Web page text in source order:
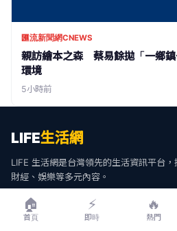
匯流新聞網CNEWS
親訪繪本之森 蔡易餘拋「一鄉
環境
5小時前
LIFE生活網
LIFE 生活網是台灣領先的生活資訊平台
財經、娛樂等多元內容。
f🏠
首頁
⚡
即時
🔥
熱門